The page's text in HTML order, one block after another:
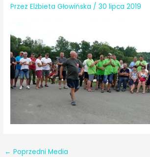
PrzezElżbieta Głowińska /30 lipca 2019
← Poprzedni Media